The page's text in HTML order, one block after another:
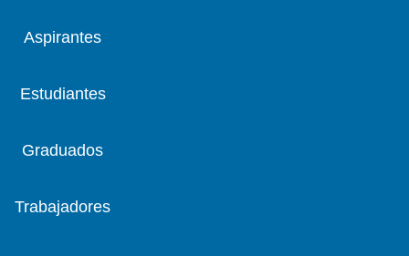
Aspirantes
Estudiantes
Graduados
Trabajadores